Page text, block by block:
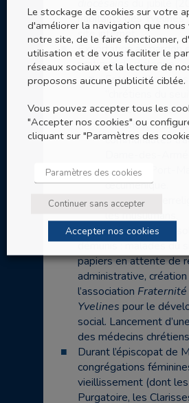
habitants des Yvelines
site internet.
Exhortation au pardon
pratique du dialogue
Entre catholiques
pastorale
remariés,
communautés
Chesnay, Port-
œcuménique.
Dialogue
Engagement pour la
démunis : malades du
papiers en attente de
administrative,
l’association
Yvelines pour le
social. Lancement
des médecins
Durant l’épiscopat de
congrégations
vieillissement (dont
Purgatoire, les
Le stockage de cookies sur votre
d'améliorer la navigation que
notre site, de le faire fonctionner,
utilisation et de vous faciliter le
réseaux sociaux et la lecture de
proposons aucune publicité ciblée.
Vous pouvez accepter tous les
"Accepter nos cookies" ou
cliquant sur "Paramètres des
Paramètres des cookies
Continuer sans accepter
Accepter nos cookies